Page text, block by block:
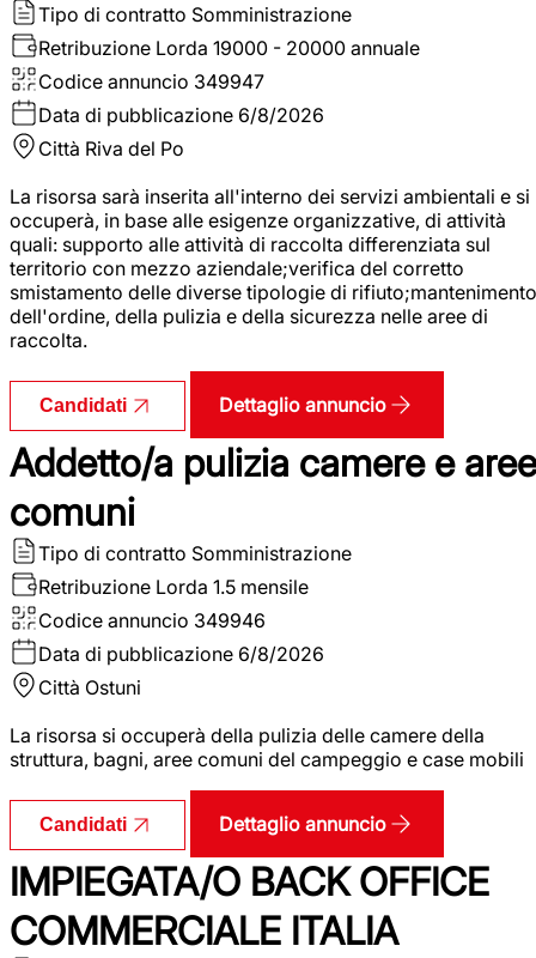
Tipo di contratto Somministrazione
Retribuzione Lorda 19000 - 20000 annuale
Codice annuncio 349947
Data di pubblicazione 6/8/2026
Città Riva del Po
La risorsa sarà inserita all'interno dei servizi ambientali e si
occuperà, in base alle esigenze organizzative, di attività
quali: supporto alle attività di raccolta differenziata sul
territorio con mezzo aziendale;verifica del corretto
smistamento delle diverse tipologie di rifiuto;mantenimento
dell'ordine, della pulizia e della sicurezza nelle aree di
raccolta.
Candidati Dettaglio annuncio
Addetto/a pulizia camere e aree
comuni
Tipo di contratto Somministrazione
Retribuzione Lorda 1.5 mensile
Codice annuncio 349946
Data di pubblicazione 6/8/2026
Città Ostuni
La risorsa si occuperà della pulizia delle camere della
struttura, bagni, aree comuni del campeggio e case mobili
Candidati Dettaglio annuncio
IMPIEGATA/O BACK OFFICE
COMMERCIALE ITALIA